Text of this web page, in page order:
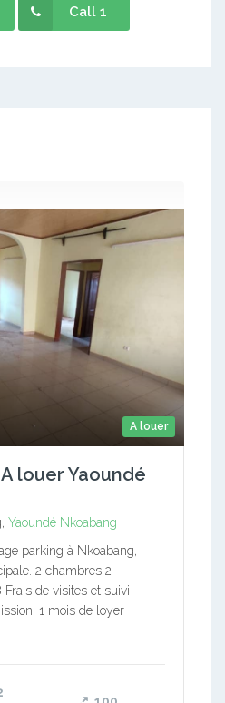
Call 1
A louer
louer Yaoundé
Yaoundé Nkoabang
parking à Nkoabang,
2 chambres 2
de visites et suivi
1 mois de loyer